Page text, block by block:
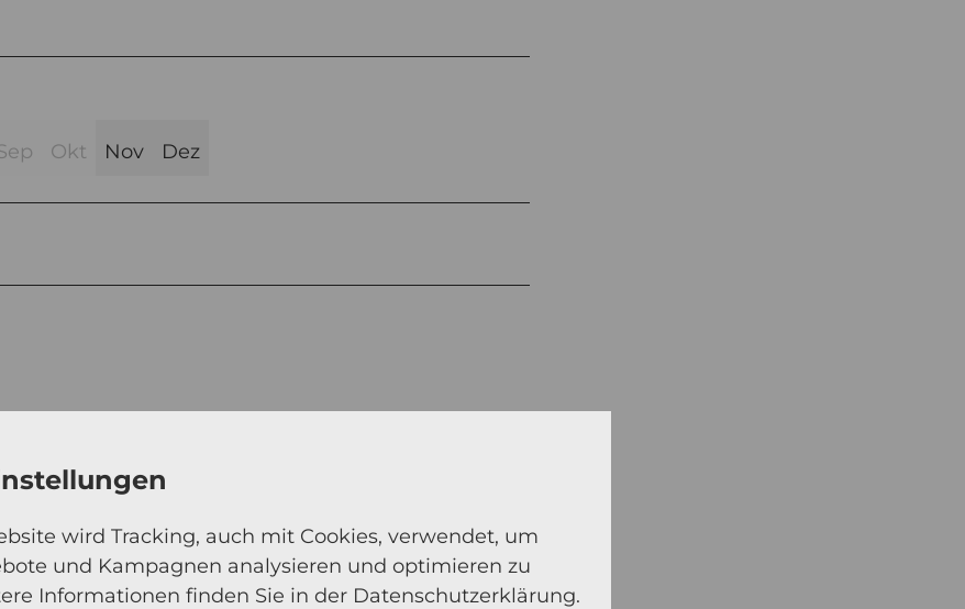
Okt Nov Dez
wird Tracking, auch mit Cookies, verwendet, um
und Kampagnen analysieren und optimieren zu
Informationen finden Sie in der Datenschutzerklärung.